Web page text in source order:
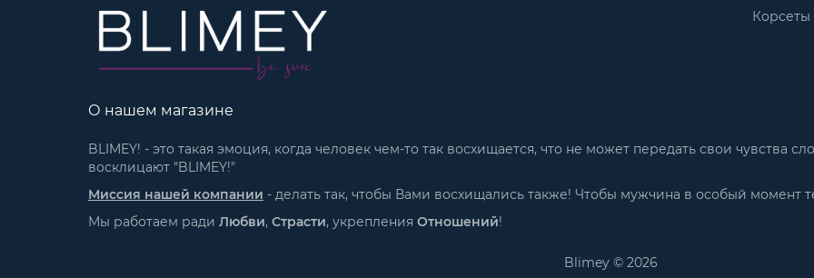
Корсеты
О нашем магазине
BLIMEY! - это такая эмоция, когда человек чем-то так восхищается, что не может передать свои чувства
восклицают "BLIMEY!"
Миссия нашей компании - делать так, чтобы Вами восхищались также! Чтобы мужчина в особый момент
Мы работаем ради Любви, Страсти, укрепления Отношений!
Blimey © 2026